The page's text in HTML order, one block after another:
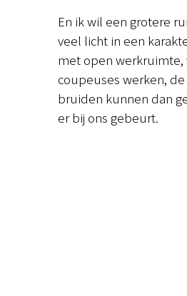
En ik wil een grotere
veel licht in een
met open werkruimte,
coupeuses werken, de
bruiden kunnen dan
er bij ons gebeurt.